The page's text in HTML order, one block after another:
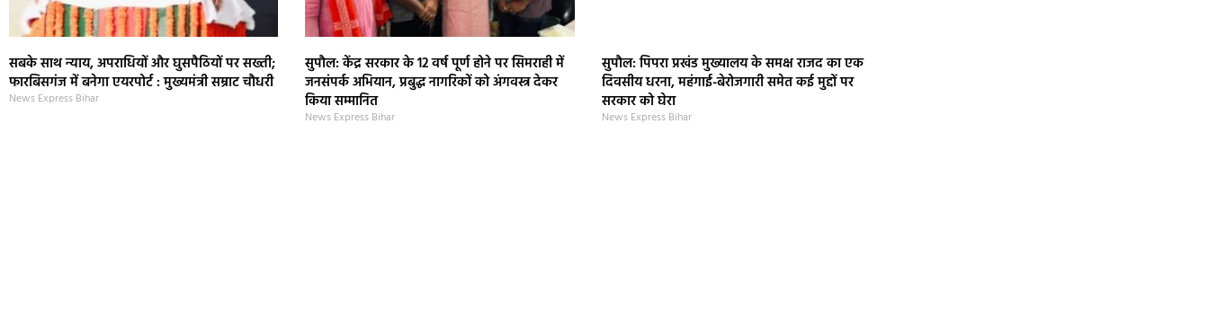
सबके साथ न्याय, अपराधियों और घुसपैठियों पर सख्ती;
फारबिसगंज में बनेगा एयरपोर्ट : मुख्यमंत्री सम्राट चौधरी
News Express Bihar
सुपौल: केंद्र सरकार के 12 वर्ष पूर्ण होने पर सिमराही में
जनसंपर्क अभियान, प्रबुद्ध नागरिकों को अंगवस्त्र देकर
किया सम्मानित
News Express Bihar
सुपौल: पिपरा प्रखंड मुख्यालय के समक्ष राजद का एक
दिवसीय धरना, महंगाई-बेरोजगारी समेत कई मुद्दों पर
सरकार को घेरा
News Express Bihar